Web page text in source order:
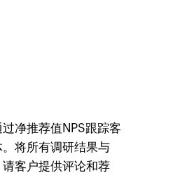
净推荐值NPS跟踪客
将所有调研结果与
客户提供评论和荐